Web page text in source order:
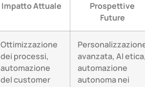
Impatto Attuale
Prospettive
Future
Ottimizzazione
dei processi,
automazione
del customer
avanzata, AI
automazione
autonoma nei